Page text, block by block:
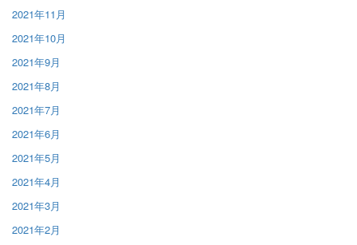
2021年11月
2021年10月
2021年9月
2021年8月
2021年7月
2021年6月
2021年5月
2021年4月
2021年3月
2021年2月